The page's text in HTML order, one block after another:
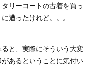
リーコートの古着を買っ
遭ったけれど。。。
と、実際にそういう大変
あるということに気付い